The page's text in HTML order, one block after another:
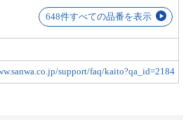
648件すべての品番を表示
support/faq/kaito?qa_id=2184